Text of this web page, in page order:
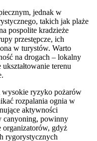
jednak w
takich jak plaże
pospolite kradzieże
przestępcze, ich
w turystów. Warto
na drogach – lokalny
terenu
wysokie ryzyko pożarów
rozpalania ognia w
aktywności
canyoning, powinny
organizatorów, gdyż
rygorystycznych